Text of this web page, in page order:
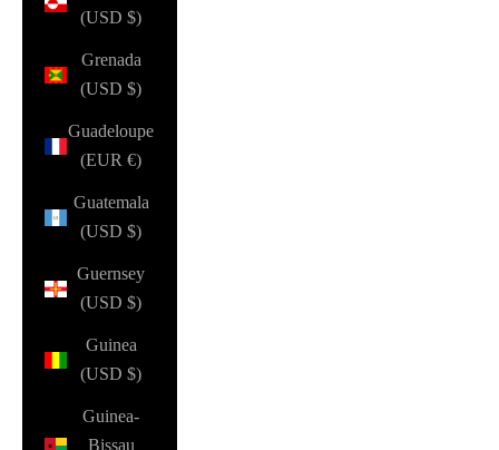
(USD $)
Grenada
(USD $)
Guadeloupe
(EUR €)
Guatemala
(USD $)
Guernsey
(USD $)
Guinea
(USD $)
Guinea-
Bissau